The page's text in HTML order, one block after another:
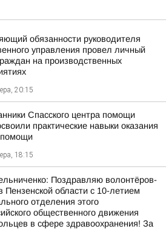
обязанности руководителя
управления провел личный
на производственных
20:15
Спасского центра помощи
практические навыки оказания
помощи
18:15
Поздравляю волонтёров-
Пензенской области с 10-летием
отделения этого
общественного движения
в сфере здравоохранения! За